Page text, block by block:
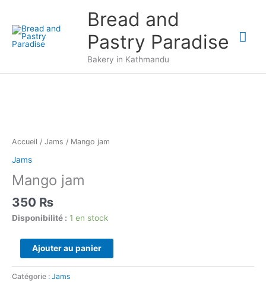
contenu
Bread and
Pastry Paradise
Bakery in Kathmandu
Accueil / Jams / Mango jam
Jams
Mango jam
350 ₨
Disponibilité : 1 en stock
quantité
de
Ajouter au panier
Catégorie : Jams